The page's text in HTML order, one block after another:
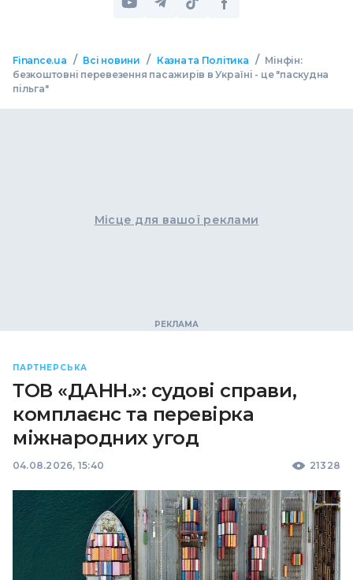
Finance.ua / Всі новини / Казна та Політика / Мінфін:
безкоштовні перевезення пасажирів в Україні - це "паскудна
пільга"
Місце для вашої реклами
ПАРТНЕРСЬКА
ТОВ «ДАНН.»: судові справи,
комплаєнс та перевірка
міжнародних угод
04.08.2026, 15:40 21328